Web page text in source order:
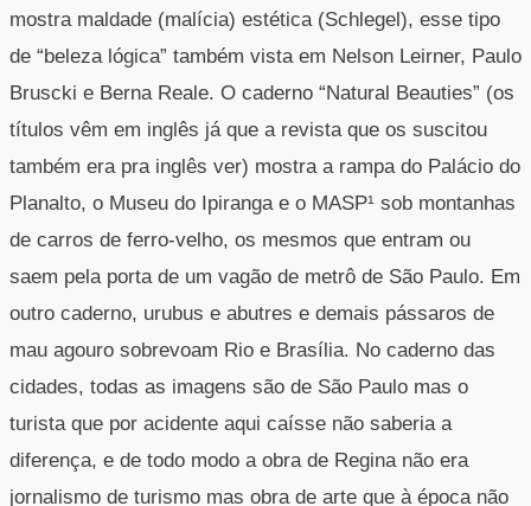
mostra maldade (malícia) estética (Schlegel), esse tipo
de “beleza lógica” também vista em Nelson Leirner, Paulo
Bruscki e Berna Reale. O caderno “Natural Beauties” (os
títulos vêm em inglês já que a revista que os suscitou
também era pra inglês ver) mostra a rampa do Palácio do
Planalto, o Museu do Ipiranga e o MASP¹ sob montanhas
de carros de ferro-velho, os mesmos que entram ou
saem pela porta de um vagão de metrô de São Paulo. Em
outro caderno, urubus e abutres e demais pássaros de
mau agouro sobrevoam Rio e Brasília. No caderno das
cidades, todas as imagens são de São Paulo mas o
turista que por acidente aqui caísse não saberia a
diferença, e de todo modo a obra de Regina não era
jornalismo de turismo mas obra de arte que à época não